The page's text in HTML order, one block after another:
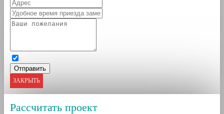
ЗАКРЫТЬ
Рассчитать проект